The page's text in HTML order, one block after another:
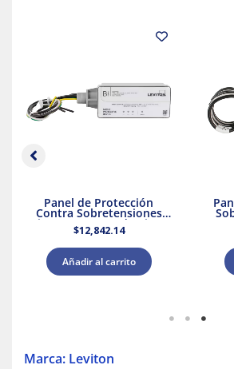
Panel de Protección
Contra Sobretensiones
Tipo 2 Supresor de Picos
208Y/120 V CA Leviton
$12,842.14
Añadir al carrito
Marca: Leviton